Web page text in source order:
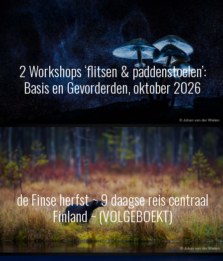
2 Workshops ‘flitsen & paddenstoelen’:
Basis en Gevorderden, oktober 2026
de Finse herfst ~ 9 daagse reis centraal
Finland ~ (VOLGEBOEKT)